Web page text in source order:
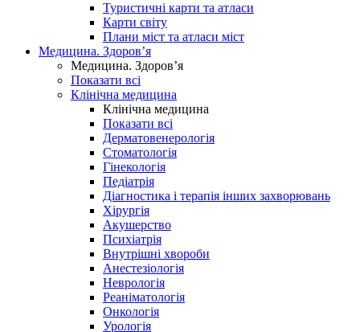
Туристичні карти та атласи
Карти світу
Плани міст та атласи міст
Медицина. Здоров’я
Медицина. Здоров’я
Показати всі
Клінічна медицина
Клінічна медицина
Показати всі
Дерматовенерологія
Стоматологія
Гінекологія
Педіатрія
Діагностика і терапія інших захворювань
Хірургія
Акушерство
Психіатрія
Внутрішні хвороби
Анестезіологія
Неврологія
Реаніматологія
Онкологія
Урологія